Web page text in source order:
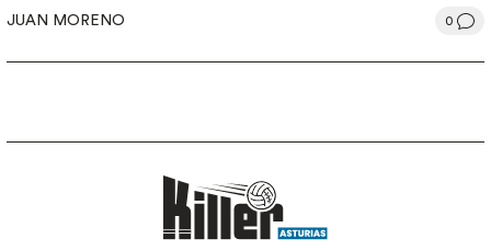
JUAN MORENO 0